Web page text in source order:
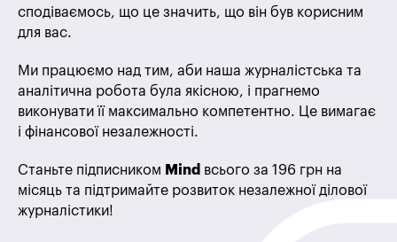
сподіваємось, що це значить, що він був корисним
для вас.
Ми працюємо над тим, аби наша журналістська та
аналітична робота була якісною, і прагнемо
виконувати її максимально компетентно. Це вимагає
і фінансової незалежності.
Станьте підписником Mind всього за 196 грн на
місяць та підтримайте розвиток незалежної ділової
журналістики!